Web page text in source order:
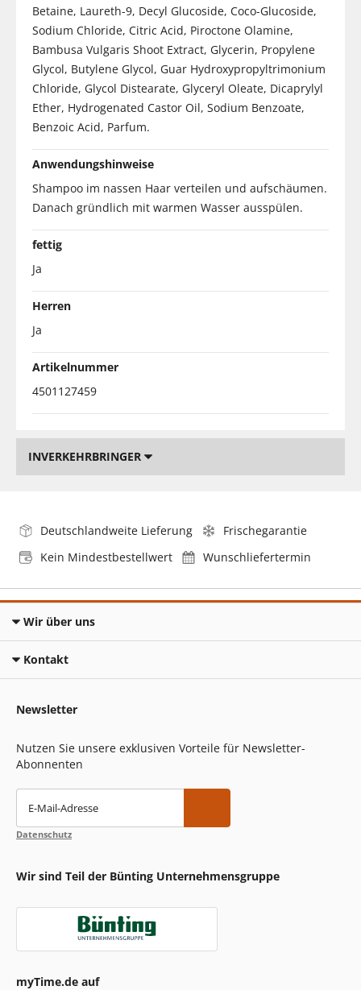
Betaine, Laureth-9, Decyl Glucoside, Coco-Glucoside,
Sodium Chloride, Citric Acid, Piroctone Olamine,
Bambusa Vulgaris Shoot Extract, Glycerin, Propylene
Glycol, Butylene Glycol, Guar Hydroxypropyltrimonium
Chloride, Glycol Distearate, Glyceryl Oleate, Dicaprylyl
Ether, Hydrogenated Castor Oil, Sodium Benzoate,
Benzoic Acid, Parfum.
Anwendungshinweise
Shampoo im nassen Haar verteilen und aufschäumen.
Danach gründlich mit warmen Wasser ausspülen.
fettig
Ja
Herren
Ja
Artikelnummer
4501127459
INVERKEHRBRINGER
Deutschlandweite Lieferung
Frischegarantie
Kein Mindestbestellwert
Wunschliefertermin
Wir über uns
Kontakt
Newsletter
Nutzen Sie unsere exklusiven Vorteile für Newsletter-
Abonnenten
E-Mail-Adresse
Datenschutz
Wir sind Teil der Bünting Unternehmensgruppe
myTime.de auf